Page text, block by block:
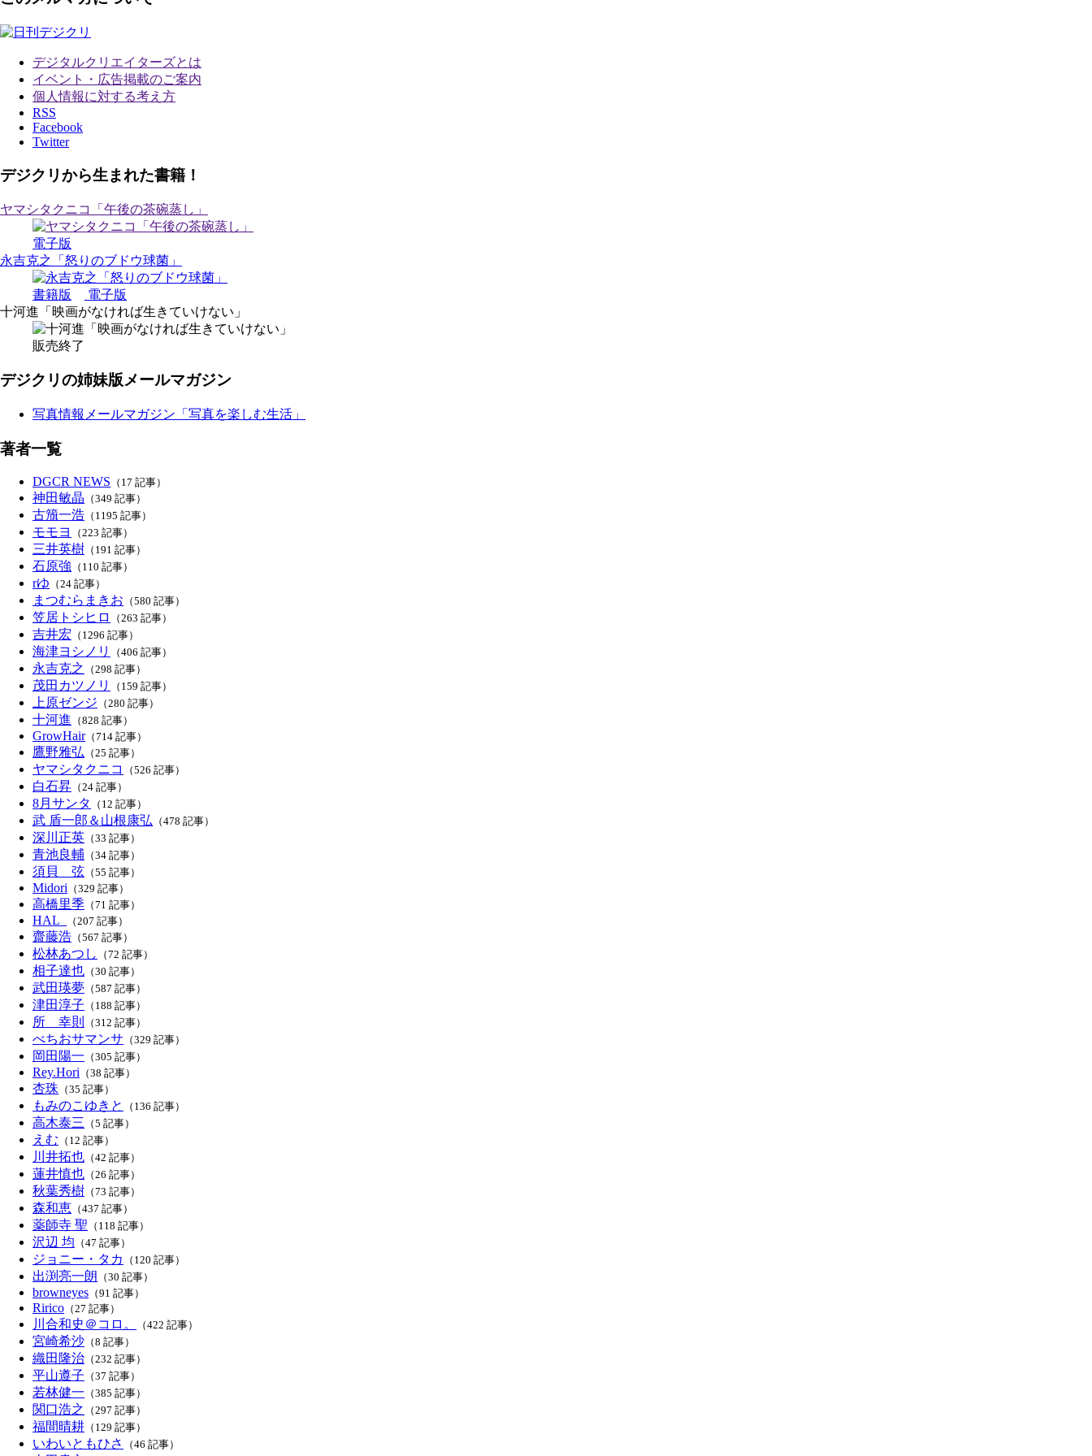
デジタルクリエイターズとは
イベント・広告掲載のご案内
個人情報に対する考え方
RSS
Facebook
Twitter
デジクリから生まれた書籍！
ヤマシタクニコ「午後の茶碗蒸し」
電子版
永吉克之「怒りのブドウ球菌」
書籍版
電子版
十河進「映画がなければ生きていけない」
販売終了
デジクリの姉妹版メールマガジン
写真情報メールマガジン「写真を楽しむ生活」
著者一覧
DGCR NEWS （17 記事）
神田敏晶 （349 記事）
古籏一浩 （1195 記事）
モモヨ （223 記事）
三井英樹 （191 記事）
石原強 （110 記事）
rゆ （24 記事）
まつむらまきお （580 記事）
笠居トシヒロ （263 記事）
吉井宏 （1296 記事）
海津ヨシノリ （406 記事）
永吉克之 （298 記事）
茂田カツノリ （159 記事）
上原ゼンジ （280 記事）
十河進 （828 記事）
GrowHair（714 記事）
鷹野雅弘 （25 記事）
ヤマシタクニコ （526 記事）
白石昇 （24 記事）
8月サンタ （12 記事）
武 盾一郎＆山根康弘 （478 記事）
深川正英 （33 記事）
青池良輔 （34 記事）
須貝 弦 （55 記事）
Midori （329 記事）
高橋里季 （71 記事）
HAL_ （207 記事）
齋藤浩 （567 記事）
松林あつし （72 記事）
相子達也 （30 記事）
武田瑛夢 （587 記事）
津田淳子 （188 記事）
所 幸則 （312 記事）
べちおサマンサ （329 記事）
岡田陽一 （305 記事）
Rey.Hori （38 記事）
杏珠 （35 記事）
もみのこゆきと （136 記事）
高木泰三 （5 記事）
えむ （12 記事）
川井拓也 （42 記事）
蓮井慎也 （26 記事）
秋葉秀樹 （73 記事）
森和恵 （437 記事）
薬師寺 聖 （118 記事）
沢辺 均 （47 記事）
ジョニー・タカ （120 記事）
出渕亮一朗 （30 記事）
browneyes （91 記事）
Ririco （27 記事）
川合和史＠コロ。 （422 記事）
宮崎希沙 （8 記事）
織田隆治 （232 記事）
平山遵子 （37 記事）
若林健一 （385 記事）
関口浩之 （297 記事）
福間晴耕 （129 記事）
いわいともひさ （46 記事）